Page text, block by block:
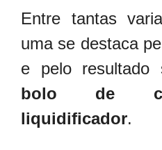
Entre tantas
uma se destaca
e pelo resultado
bolo de
liquidificador.